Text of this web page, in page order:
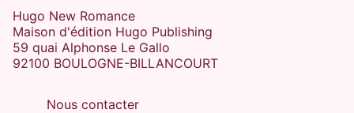
Hugo New Romance
Maison d'édition Hugo Publishing
59 quai Alphonse Le Gallo
92100 BOULOGNE-BILLANCOURT
Nous contacter